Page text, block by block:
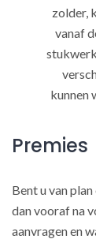
zolder,
vanaf
kunnen
Premies
Bent u van
dan vooraf na
aanvragen en